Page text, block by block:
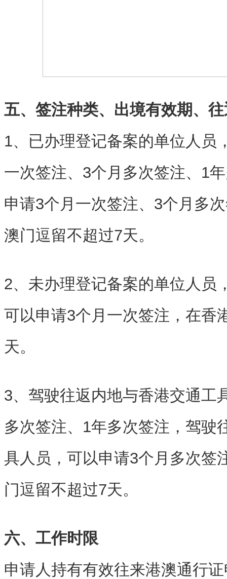
五、签注种类、出境有效期、
1、已办理登记备案的单位人员
一次签注、3个月多次签注、1
申请3个月一次签注、3个月多
澳门逗留不超过7天。
2、未办理登记备案的单位人员
可以申请3个月一次签注，在香
天。
3、驾驶往返内地与香港交通工
多次签注、1年多次签注，驾驶
具人员，可以申请3个月多次签
门逗留不超过7天。
六、工作时限
申请人持有有效往来港澳通行